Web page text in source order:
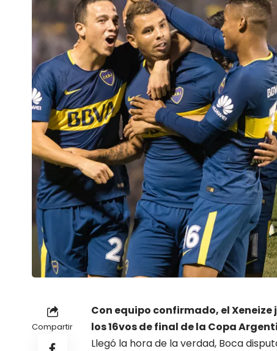
Compartir
Con equipo confirmado, el
los 16vos de final de la Copa
Llegó la hora de la verdad, Boca